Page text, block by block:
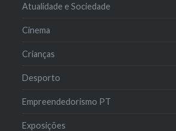
Atualidade e Sociedade
Cinema
Crianças
Desporto
Empreendedorismo PT
Exposições